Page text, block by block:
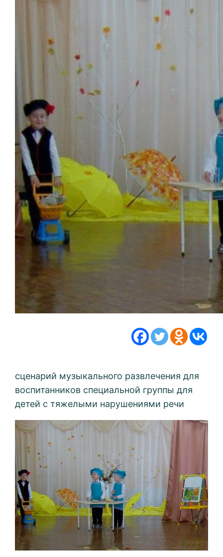
сценарий музыкального развлечения для
воспитанников специальной группы для
детей с тяжелыми нарушениями речи